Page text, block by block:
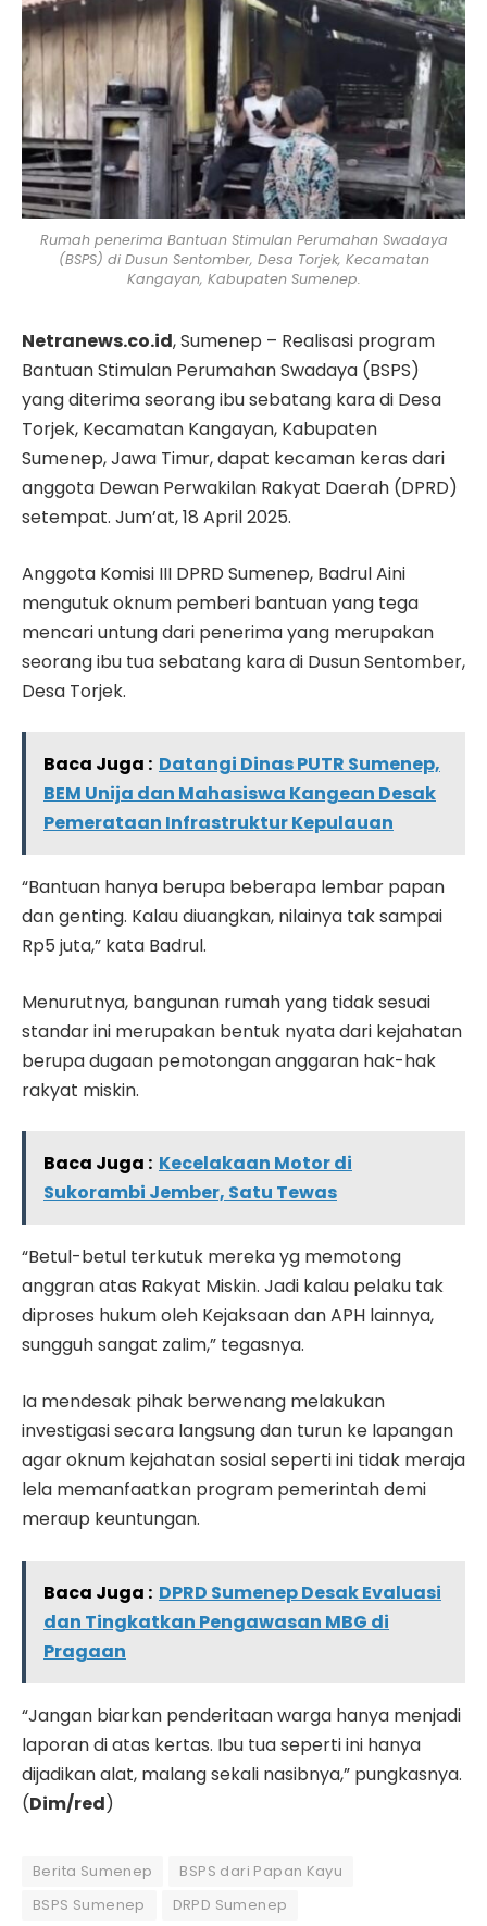
Rumah penerima Bantuan Stimulan Perumahan Swadaya
(BSPS) di Dusun Sentomber, Desa Torjek, Kecamatan
Kangayan, Kabupaten Sumenep.
Netranews.co.id, Sumenep – Realisasi program
Bantuan Stimulan Perumahan Swadaya (BSPS)
yang diterima seorang ibu sebatang kara di Desa
Torjek, Kecamatan Kangayan, Kabupaten
Sumenep, Jawa Timur, dapat kecaman keras dari
anggota Dewan Perwakilan Rakyat Daerah (DPRD)
setempat. Jum’at, 18 April 2025.
Anggota Komisi III DPRD Sumenep, Badrul Aini
mengutuk oknum pemberi bantuan yang tega
mencari untung dari penerima yang merupakan
seorang ibu tua sebatang kara di Dusun Sentomber,
Desa Torjek.
Baca Juga : Datangi Dinas PUTR Sumenep,
BEM Unija dan Mahasiswa Kangean Desak
Pemerataan Infrastruktur Kepulauan
“Bantuan hanya berupa beberapa lembar papan
dan genting. Kalau diuangkan, nilainya tak sampai
Rp5 juta,” kata Badrul.
Menurutnya, bangunan rumah yang tidak sesuai
standar ini merupakan bentuk nyata dari kejahatan
berupa dugaan pemotongan anggaran hak-hak
rakyat miskin.
Baca Juga : Kecelakaan Motor di
Sukorambi Jember, Satu Tewas
“Betul-betul terkutuk mereka yg memotong
anggran atas Rakyat Miskin. Jadi kalau pelaku tak
diproses hukum oleh Kejaksaan dan APH lainnya,
sungguh sangat zalim,” tegasnya.
Ia mendesak pihak berwenang melakukan
investigasi secara langsung dan turun ke lapangan
agar oknum kejahatan sosial seperti ini tidak meraja
lela memanfaatkan program pemerintah demi
meraup keuntungan.
Baca Juga : DPRD Sumenep Desak Evaluasi
dan Tingkatkan Pengawasan MBG di
Pragaan
“Jangan biarkan penderitaan warga hanya menjadi
laporan di atas kertas. Ibu tua seperti ini hanya
dijadikan alat, malang sekali nasibnya,” pungkasnya.
(Dim/red)
Berita Sumenep
BSPS dari Papan Kayu
BSPS Sumenep
DRPD Sumenep